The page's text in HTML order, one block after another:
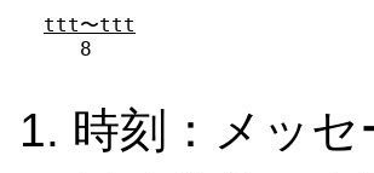
ttt〜ttt
8
時刻：メッ